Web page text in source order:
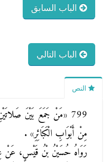
الباب السابق
الباب التالي
النص
799 «مَنْ جَمَعَ بَيْنَ
مِنْ أَبْوَابِ الْكَبَائِرِ» .
رَوَاهُ حُسَيْنُ بْنُ قَيْسٍ، عَنْ